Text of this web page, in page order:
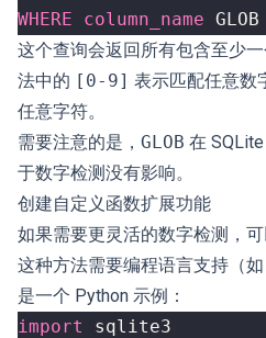
WHERE
column_name GLOB
这个查询会返回所有包含至少一
法中的 [0-9] 表示匹配任意数
任意字符。
需要注意的是， GLOB 在
于数字检测没有影响。
创建自定义函数扩展功能
如果需要更灵活的数字检测，可
这种方法需要编程语言支持（
是一个 Python 示例：
import
sqlite3